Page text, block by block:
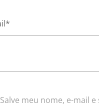
Salve meu nome, e-mail